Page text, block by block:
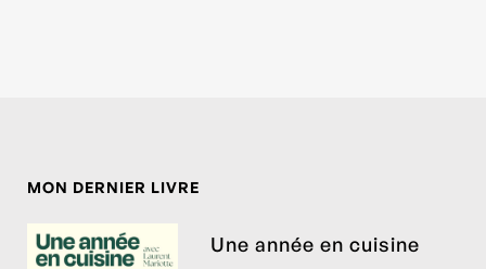
MON DERNIER LIVRE
Une année en cuisine